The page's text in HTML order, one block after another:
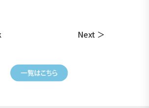
Next ＞